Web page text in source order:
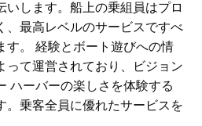
いします。船上の乗組員はプロ
、最高レベルのサービスですべ
す。 経験とボート遊びへの情
って運営されており、ビジョン
ハーバーの楽しさを体験する
。乗客全員に優れたサービスを